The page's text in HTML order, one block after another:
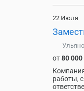
22 Июля
от80 000
работы,